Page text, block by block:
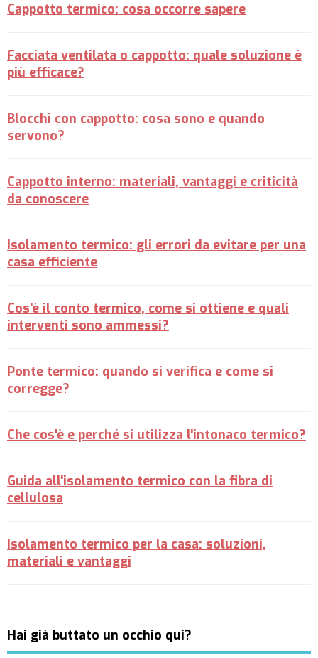
Cappotto termico: cosa occorre sapere
Facciata ventilata o cappotto: quale soluzione è
più efficace?
Blocchi con cappotto: cosa sono e quando
servono?
Cappotto interno: materiali, vantaggi e criticità
da conoscere
Isolamento termico: gli errori da evitare per una
casa efficiente
Cos'è il conto termico, come si ottiene e quali
interventi sono ammessi?
Ponte termico: quando si verifica e come si
corregge?
Che cos'è e perché si utilizza l'intonaco termico?
Guida all'isolamento termico con la fibra di
cellulosa
Isolamento termico per la casa: soluzioni,
materiali e vantaggi
Hai già buttato un occhio qui?